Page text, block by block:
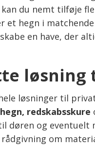
du nemt tilføje
et hegn i
en have, der
løsning
løsninger til
redskabsskure
døren og
om